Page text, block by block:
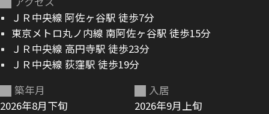
シャーメゾンライフサポート
自立型サービス付き・シニア向け
シャーメゾンライフ CLUB
らくらくパートナー
ＪＲ中央線 阿佐ヶ谷駅 徒歩7分
東京メトロ丸ノ内線 南阿佐ヶ谷駅 徒歩15分
ＪＲ中央線 高円寺駅 徒歩23分
ＪＲ中央線 荻窪駅 徒歩19分
築年月
2026年8月下旬
入居
2026年9月上旬